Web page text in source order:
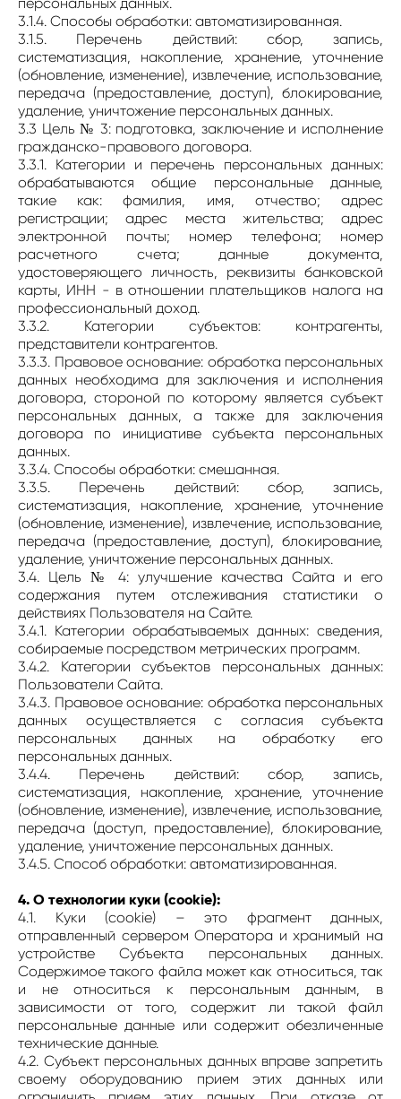
3.1.4. Способы обработки: автоматизированная.
3.1.5. Перечень действий: сбор, запись,
систематизация, накопление, хранение, уточнение
(обновление, изменение), извлечение, использование,
передача (предоставление, доступ), блокирование,
удаление, уничтожение персональных данных.
3.3 Цель № 3: подготовка, заключение и исполнение
гражданско-правового договора.
3.3.1. Категории и перечень персональных данных:
обрабатываются общие персональные данные,
такие как: фамилия, имя, отчество; адрес
регистрации; адрес места жительства; адрес
электронной почты; номер телефона; номер
расчетного счета; данные документа,
удостоверяющего личность, реквизиты банковской
карты, ИНН - в отношении плательщиков налога на
профессиональный доход.
3.3.2. Категории субъектов: контрагенты,
представители контрагентов.
3.3.3. Правовое основание: обработка персональных
данных необходима для заключения и исполнения
договора, стороной по которому является субъект
персональных данных, а также для заключения
договора по инициативе субъекта персональных
данных.
3.3.4. Способы обработки: смешанная.
3.3.5. Перечень действий: сбор, запись,
систематизация, накопление, хранение, уточнение
(обновление, изменение), извлечение, использование,
передача (предоставление, доступ), блокирование,
удаление, уничтожение персональных данных.
3.4. Цель № 4: улучшение качества Сайта и его
содержания путем отслеживания статистики о
действиях Пользователя на Сайте.
3.4.1. Категории обрабатываемых данных: сведения,
собираемые посредством метрических программ.
3.4.2. Категории субъектов персональных данных:
Пользователи Сайта.
3.4.3. Правовое основание: обработка персональных
данных осуществляется с согласия субъекта
персональных данных на обработку его
персональных данных.
3.4.4. Перечень действий: сбор, запись,
систематизация, накопление, хранение, уточнение
(обновление, изменение), извлечение, использование,
передача (доступ, предоставление), блокирование,
удаление, уничтожение персональных данных.
3.4.5. Способ обработки: автоматизированная.
4. О технологии куки (cookie):
4.1. Куки (cookie) – это фрагмент данных,
отправленный сервером Оператора и хранимый на
устройстве Субъекта персональных данных.
Содержимое такого файла может как относиться, так
и не относиться к персональным данным, в
зависимости от того, содержит ли такой файл
персональные данные или содержит обезличенные
технические данные.
4.2. Субъект персональных данных вправе запретить
своему оборудованию прием этих данных или